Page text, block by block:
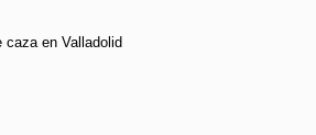
en Valladolid